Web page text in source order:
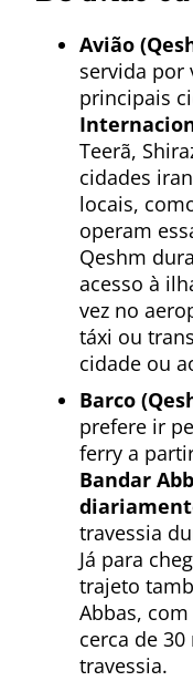
Avião
servida por
principais
Teerã,
cidades
locais,
operam
Qeshm
acesso à
vez no
táxi ou
cidade ou
Barco
prefere ir
ferry a
Bandar
travessia
Já para
trajeto
Abbas,
cerca de
travessia.